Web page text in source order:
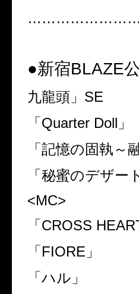
●新宿BLAZE
九龍頭」 SE
「 Quarter Doll 」
「記憶の固執～
「秘蜜のデザー
<MC>
「 CROSS
「 FIORE 」
「ハル」